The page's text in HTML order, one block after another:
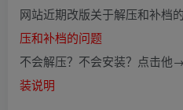
网站近期改版关于解压和补档
压和补档的问题
不会解压？不会安装？点击他→
装说明